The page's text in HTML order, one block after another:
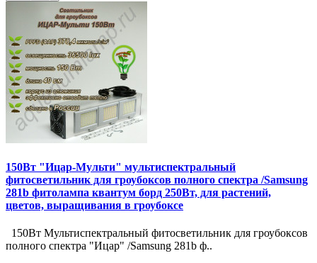
150Вт "Ицар-Мульти" мультиспектральный
фитосветильник для гроубоксов полного спектра /Samsung
281b фитолампа квантум борд 250Bт, для растений,
цветов, выращивания в гроубоксе
150Вт Мультиспектральный фитосветильник для гроубоксов
полного спектра "Ицар" /Samsung 281b ф..